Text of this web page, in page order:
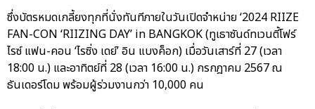
ซึ่งบัตรหมดเกลี้ยงทุกที่นั่งทันทีภายในวันเปิดจำหน่าย ‘2024 RIIZE
FAN-CON ‘RIIZING DAY’ in BANGKOK (ทูเธาซันด์ทเวนตี้โฟร์
ไรซ์ แฟน-คอน ‘ไรซิ่ง เดย์’ อิน แบงค็อก) เมื่อวันเสาร์ที่ 27 (เวลา
18:00 น.) และอาทิตย์ที่ 28 (เวลา 16:00 น.) กรกฎาคม 2567 ณ
ธันเดอร์โดม พร้อมผู้ร่วมงานกว่า 10,000 คน